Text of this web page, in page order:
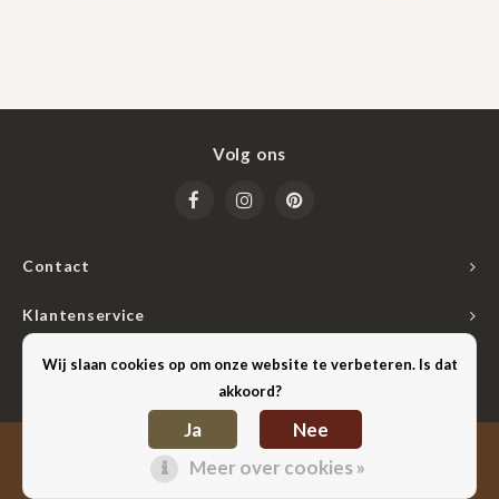
Contact
Volg ons
Klantenservice
Mijn account
© Copyright 2026 Hilten Lederwaren & Cadeaus - Powered by
Theme by
Wij slaan cookies op om onze website te verbeteren. Is dat
akkoord?
Ja
Nee
Meer over cookies »